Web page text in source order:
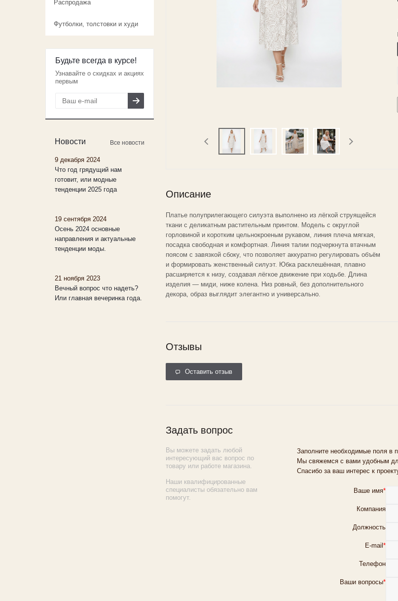
Распродажа
Футболки, толстовки и худи
Будьте всегда в курсе!
Узнавайте о скидках и акциях
первым
Новости Все новости
9 декабря 2024
Что год грядущий нам
готовит, или модные
тенденции 2025 года
19 сентября 2024
Осень 2024 основные
направления и актуальные
тенденции моды.
21 ноября 2023
Вечный вопрос что надеть?
Или главная вечеринка года.
Описание
Платье полуприлегающего силуэта выполнено из лёгкой струящейся
ткани с деликатным растительным принтом. Модель с округлой
горловиной и коротким цельнокроеным рукавом, линия плеча мягкая,
посадка свободная и комфортная. Линия талии подчеркнута втачным
поясом с завязкой сбоку, что позволяет аккуратно регулировать объём
и формировать женственный силуэт. Юбка расклешённая, плавно
расширяется к низу, создавая лёгкое движение при ходьбе. Длина
изделия — миди, ниже колена. Низ ровный, без дополнительного
декора, образ выглядит элегантно и универсально.
Отзывы
Оставить отзыв
Задать вопрос
Вы можете задать любой
интересующий вас вопрос по
товару или работе магазина.
Наши квалифицированные
специалисты обязательно вам
помогут.
Заполните необходимые поля в
Мы свяжемся с вами удобным
Спасибо за ваш интерес к
Ваше имя*
Компания
Должность
E-mail *
Телефон
Ваши вопросы*